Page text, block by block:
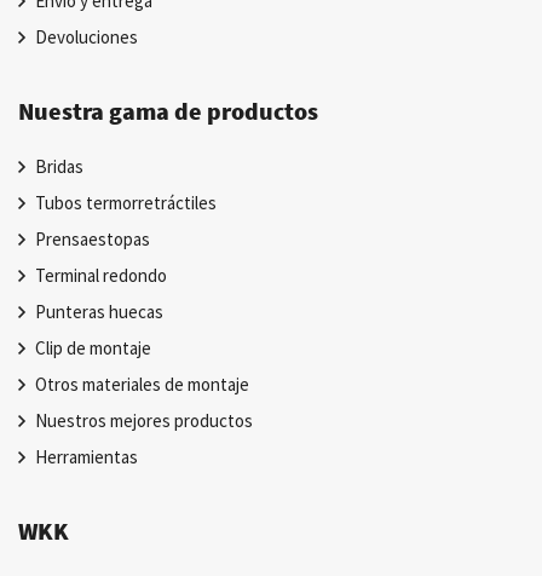
Devoluciones
Nuestra gama de productos
Bridas
Tubos termorretráctiles
Prensaestopas
Terminal redondo
Punteras huecas
Clip de montaje
Otros materiales de montaje
Nuestros mejores productos
Herramientas
WKK